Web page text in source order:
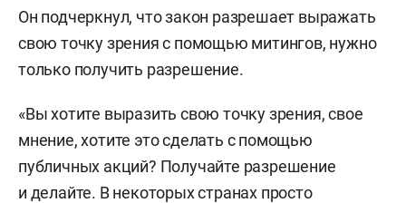
Он подчеркнул, что закон разрешает выражать
свою точку зрения с помощью митингов, нужно
только получить разрешение.
«Вы хотите выразить свою точку зрения, свое
мнение, хотите это сделать с помощью
публичных акций? Получайте разрешение
и делайте. В некоторых странах просто